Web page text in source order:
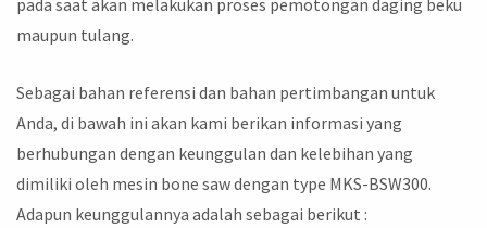
maupun tulang.
Sebagai bahan referensi dan bahan pertimbangan untuk
Anda, di bawah ini akan kami berikan informasi yang
berhubungan dengan keunggulan dan kelebihan yang
dimiliki oleh mesin bone saw dengan type MKS-BSW300.
Adapun keunggulannya adalah sebagai berikut :